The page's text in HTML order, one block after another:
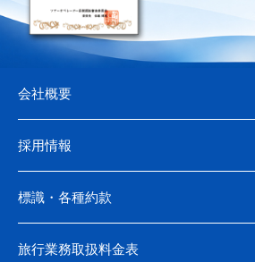
会社概要
採用情報
標識・各種約款
旅行業務取扱料金表